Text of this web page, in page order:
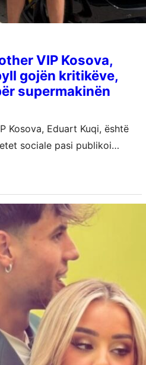
VIP Kosova,
gojën kritikëve,
supermakinën
Kosova, Eduart Kuqi, është
sociale pasi publikoi
ndjekës nisën…